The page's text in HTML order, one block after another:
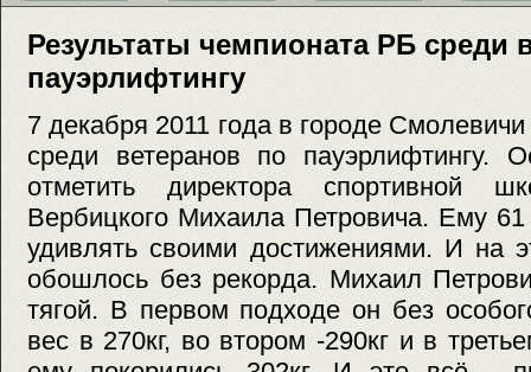
Результаты чемпионата РБ среди
пауэрлифтингу
7 декабря 2011 года в городе
среди ветеранов по пауэрлифтингу.
отметить директора спортивной
Вербицкого Михаила Петровича. Ему 61
удивлять своими достижениями. И на
обошлось без рекорда. Михаил
тягой. В первом подходе он без
вес в 270кг, во втором -290кг и в